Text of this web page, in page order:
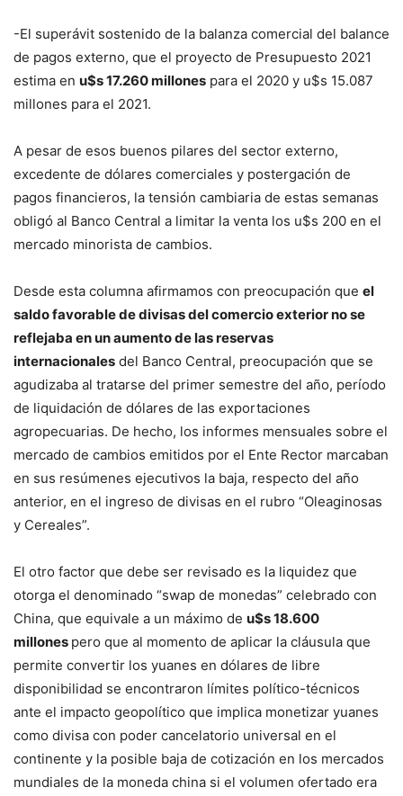
-El superávit sostenido de la balanza comercial del balance
de pagos externo, que el proyecto de Presupuesto 2021
estima en u$s 17.260 millones para el 2020 y u$s 15.087
millones para el 2021.
A pesar de esos buenos pilares del sector externo,
excedente de dólares comerciales y postergación de
pagos financieros, la tensión cambiaria de estas semanas
obligó al Banco Central a limitar la venta los u$s 200 en el
mercado minorista de cambios.
Desde esta columna afirmamos con preocupación que el
saldo favorable de divisas del comercio exterior no se
reflejaba en un aumento de las reservas
internacionales del Banco Central, preocupación que se
agudizaba al tratarse del primer semestre del año, período
de liquidación de dólares de las exportaciones
agropecuarias. De hecho, los informes mensuales sobre el
mercado de cambios emitidos por el Ente Rector marcaban
en sus resúmenes ejecutivos la baja, respecto del año
anterior, en el ingreso de divisas en el rubro “Oleaginosas
y Cereales”.
El otro factor que debe ser revisado es la liquidez que
otorga el denominado “swap de monedas” celebrado con
China, que equivale a un máximo de u$s 18.600
millones pero que al momento de aplicar la cláusula que
permite convertir los yuanes en dólares de libre
disponibilidad se encontraron límites político-técnicos
ante el impacto geopolítico que implica monetizar yuanes
como divisa con poder cancelatorio universal en el
continente y la posible baja de cotización en los mercados
mundiales de la moneda china si el volumen ofertado era